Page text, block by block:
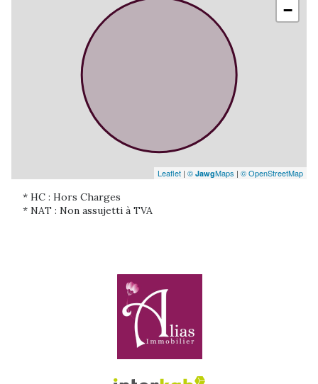
−
Leaflet | © JawgMaps | © OpenStreetMap
* HC : Hors Charges
* NAT : Non assujetti à TVA